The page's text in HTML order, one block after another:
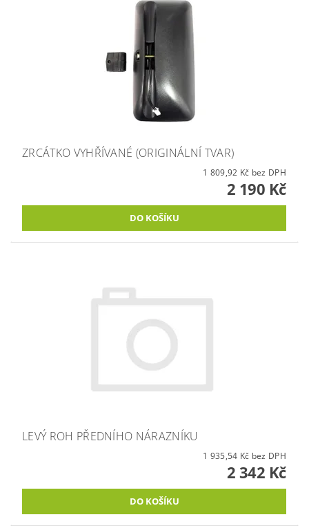
ZRCÁTKO VYHŘÍVANÉ (ORIGINÁLNÍ TVAR)
1 809,92 Kč bez DPH
2 190 Kč
LEVÝ ROH PŘEDNÍHO NÁRAZNÍKU
1 935,54 Kč bez DPH
2 342 Kč